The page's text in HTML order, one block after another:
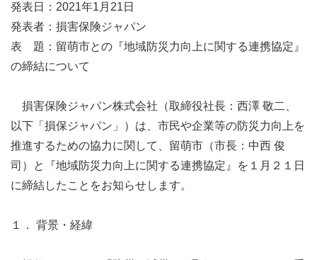
発表日：2021年1月21日
発表者：損害保険ジャパン
表 題：留萌市との『地域防災力向上に関する連携協定』
の締結について
損害保険ジャパン株式会社（取締役社長：西澤 敬二、
以下「損保ジャパン」）は、市民や企業等の防災力向上を
推進するための協力に関して、留萌市（市長：中西 俊
司）と『地域防災力向上に関する連携協定』を１月２１日
に締結したことをお知らせします。
１． 背景・経緯